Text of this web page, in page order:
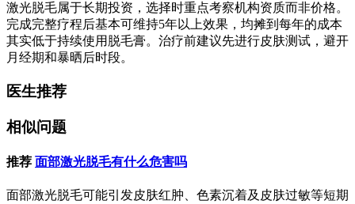
激光脱毛属于长期投资，选择时重点考察机构资质而非价格。
完成完整疗程后基本可维持5年以上效果，均摊到每年的成本
其实低于持续使用脱毛膏。治疗前建议先进行皮肤测试，避开
月经期和暴晒后时段。
医生推荐
相似问题
推荐 面部激光脱毛有什么危害吗
面部激光脱毛可能引发皮肤红肿、色素沉着及皮肤过敏等短期